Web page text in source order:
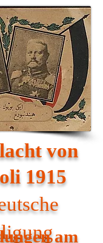
von
1915
am